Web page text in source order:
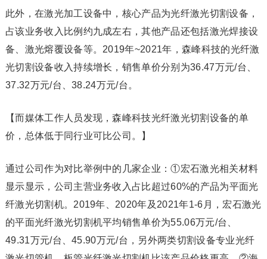
此外，在激光加工设备中，核心产品为光纤激光切割设备，
占该业务收入比例约九成左右，其他产品还包括激光焊接设
备、激光熔覆设备等。2019年~2021年，森峰科技的光纤激
光切割设备收入持续增长，销售单价分别为36.47万元/台、
37.32万元/台、38.24万元/台。
【而媒体工作人员发现，森峰科技光纤激光切割设备的单
价，总体低于同行业可比公司。】
通过公司作为对比举例中的几家企业：①宏石激光相关材料
显示显示，公司主营业务收入占比超过60%的产品为平面光
纤激光切割机。2019年、2020年及2021年1-6月，宏石激光
的平面光纤激光切割机平均销售单价为55.06万元/台、
49.31万元/台、45.90万元/台，另外两类切割设备专业光纤